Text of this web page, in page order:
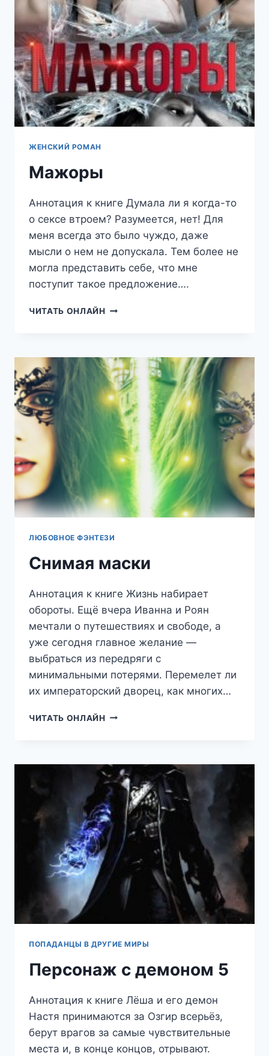
5
ЖЕНСКИЙ РОМАН
Мажоры
Аннотация к книге Думала ли я когда-то
о сексе втроем? Разумеется, нет! Для
меня всегда это было чуждо, даже
мысли о нем не допускала. Тем более не
могла представить себе, что мне
поступит такое предложение….
ЧИТАТЬ ОНЛАЙН МАЖОРЫ
ЛЮБОВНОЕ ФЭНТЕЗИ
Снимая маски
Аннотация к книге Жизнь набирает
обороты. Ещё вчера Иванна и Роян
мечтали о путешествиях и свободе, а
уже сегодня главное желание —
выбраться из передряги с
минимальными потерями. Перемелет ли
их императорский дворец, как многих…
ЧИТАТЬ ОНЛАЙН СНИМАЯ
ПОПАДАНЦЫ В ДРУГИЕ МИРЫ
Персонаж с демоном 5
Аннотация к книге Лёша и его демон
Настя принимаются за Озгир всерьёз,
берут врагов за самые чувствительные
места и, в конце концов, отрывают.